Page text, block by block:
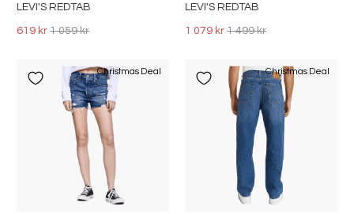
LEVI'S REDTAB
619 kr1 059 kr
LEVI'S REDTAB
1 079 kr 1 499 kr
Christmas Deal Christmas Deal